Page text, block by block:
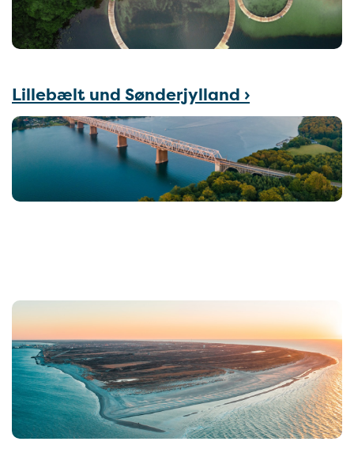
Lillebælt und Sønderjylland ›